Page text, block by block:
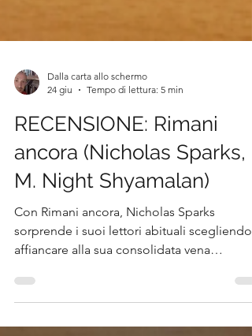
Dalla carta allo schermo
24 giu
Tempo di lettura: 5 min
RECENSIONE: Rimani
ancora (Nicholas Sparks,
M. Night Shyamalan)
Con Rimani ancora, Nicholas Sparks
affiancare alla sua consolidata vena
sentimentale una componente misteriosa e
soprannaturale che porta la firma di M.